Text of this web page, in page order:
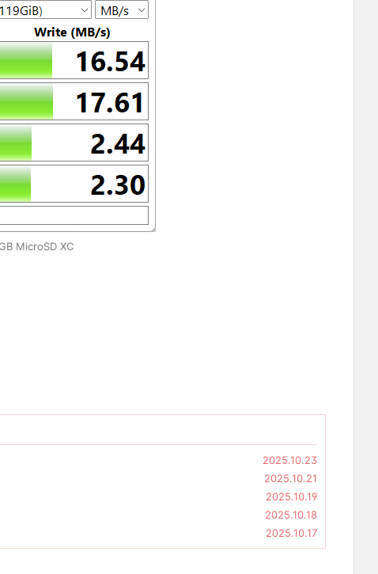
MicroSD XC
2025.10.23
2025.10.21
2025.10.19
2025.10.18
2025.10.17